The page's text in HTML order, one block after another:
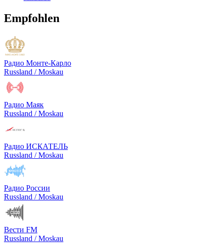
Empfohlen
Радио Монте-Карло
Russland / Moskau
Радио Маяк
Russland / Moskau
Радио ИСКАТЕЛЬ
Russland / Moskau
Радио России
Russland / Moskau
Вести FM
Russland / Moskau